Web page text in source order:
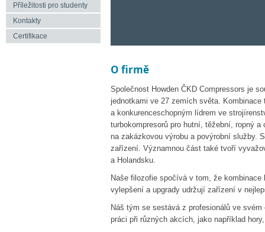
Příležitosti pro studenty
Kontakty
Certifikace
O firmě
Společnost Howden ČKD Compressors je
jednotkami ve 27 zemích světa.
a konkurenceschopným lídrem ve
turbokompresorů pro hutní, těžební, ropný
na zakázkovou výrobu a povýrobní služby.
zařízení. Významnou část také tvoří
a Holandsku.
Naše filozofie spočívá v tom, že
vylepšení a upgrady udržují zařízení v
Náš tým se sestává z profesionálů ve
práci při různých akcích, jako například